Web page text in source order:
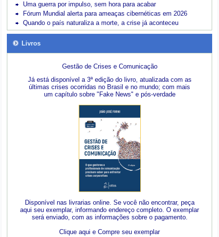
Uma guerra por impulso, sem hora para acabar
Fórum Mundial alerta para ameaças cibernéticas em 2026
Quando o país naturaliza a morte, a crise já aconteceu
Livros
Gestão de Crises e Comunicação
Já está disponível a 3ª edição do livro, atualizada com as
últimas crises ocorridas no Brasil e no mundo; com mais
um capítulo sobre "Fake News" e pós-verdade
Disponível nas livrarias online. Se você não encontrar, peça
aqui seu exemplar, informando endereço completo. O exemplar
será enviado, com as informações sobre o pagamento.
Clique aqui e Compre seu exemplar